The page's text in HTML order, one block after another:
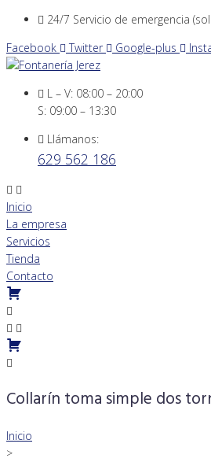
Skip
content
24/7 Servicio de emergencia
Facebook
Twitter Google-plus
L – V: 08:00 – 20:00
S: 09:00 – 13:30
Llámanos:
629 562 186
Inicio
La empresa
Servicios
Tienda
Contacto
Collarín toma simple dos
Inicio
>